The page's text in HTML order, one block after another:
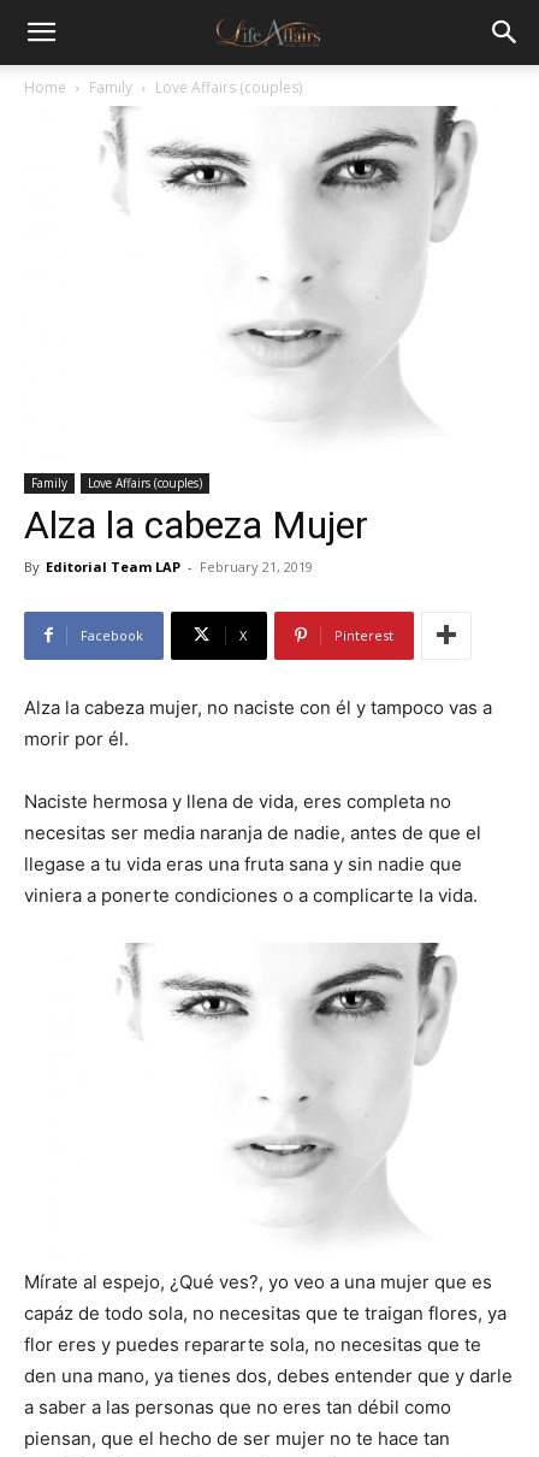
Home Family Love Affairs (couples)
Family Love Affairs (couples)
Alza la cabeza Mujer
By Editorial Team LAP - February 21, 2019
Facebook X Pinterest
Alza la cabeza mujer, no naciste con él y tampoco vas a
morir por él.
Naciste hermosa y llena de vida, eres completa no
necesitas ser media naranja de nadie, antes de que el
llegase a tu vida eras una fruta sana y sin nadie que
viniera a ponerte condiciones o a complicarte la vida.
Mírate al espejo, ¿Qué ves?, yo veo a una mujer que es
capáz de todo sola, no necesitas que te traigan flores, ya
flor eres y puedes repararte sola, no necesitas que te
den una mano, ya tienes dos, debes entender que y darle
a saber a las personas que no eres tan débil como
piensan, que el hecho de ser mujer no te hace tan